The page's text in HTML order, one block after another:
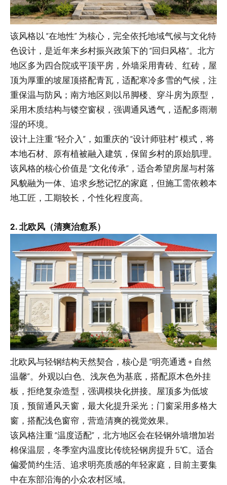
该风格以 “在地性” 为核心，完全依托地域气候与文化特
色设计，是近年来乡村振兴政策下的 “回归风格”。北方
地区多为四合院或平顶平房，外墙采用青砖、红砖，屋
顶为厚重的坡屋顶搭配青瓦，适配寒冷多雪的气候，注
重保温与防风；南方地区则以吊脚楼、穿斗房为原型，
采用木质结构与镂空窗棂，强调通风透气，适配多雨潮
湿的环境。
设计上注重 “轻介入”，如重庆的 “设计师驻村” 模式，将
本地石材、原有植被融入建筑，保留乡村的原始肌理。
该风格的核心价值是 “文化传承”，适合希望房屋与村落
风貌融为一体、追求乡愁记忆的家庭，但施工需依赖本
地工匠，工期较长，个性化程度高。
2. 北欧风（清爽治愈系）
北欧风与轻钢结构天然契合，核心是 “明亮通透 + 自然
温馨”。外观以白色、浅灰色为基底，搭配原木色外挂
板，拒绝复杂造型，强调模块化拼接。屋顶多为低坡
顶，预留通风天窗，最大化提升采光；门窗采用多格大
窗，搭配浅色窗帘，营造清爽的视觉效果。
该风格注重 “温度适配”，北方地区会在轻钢外墙增加岩
棉保温层，冬季室内温度比传统轻钢房提升 5℃。适合
偏爱简约生活、追求明亮质感的年轻家庭，目前主要集
中在东部沿海的小众农村区域。